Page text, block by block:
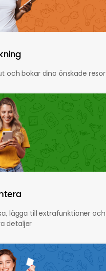
och bokar dina önskade resor
lägga till extrafunktioner och
detaljer